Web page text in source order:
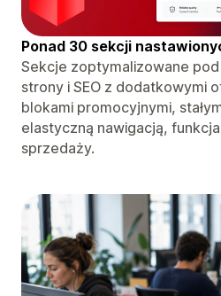
Ponad 30 sekcji
Sekcje zoptymalizowane
strony i SEO z dodatkowymi
blokami promocyjnymi,
elastyczną nawigacją,
sprzedaży.